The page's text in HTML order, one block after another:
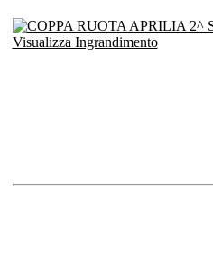
Visualizza Ingrandimento